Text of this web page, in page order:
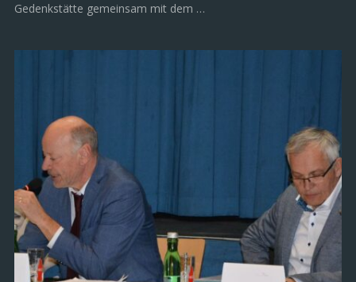
Gedenkstätte gemeinsam mit dem …